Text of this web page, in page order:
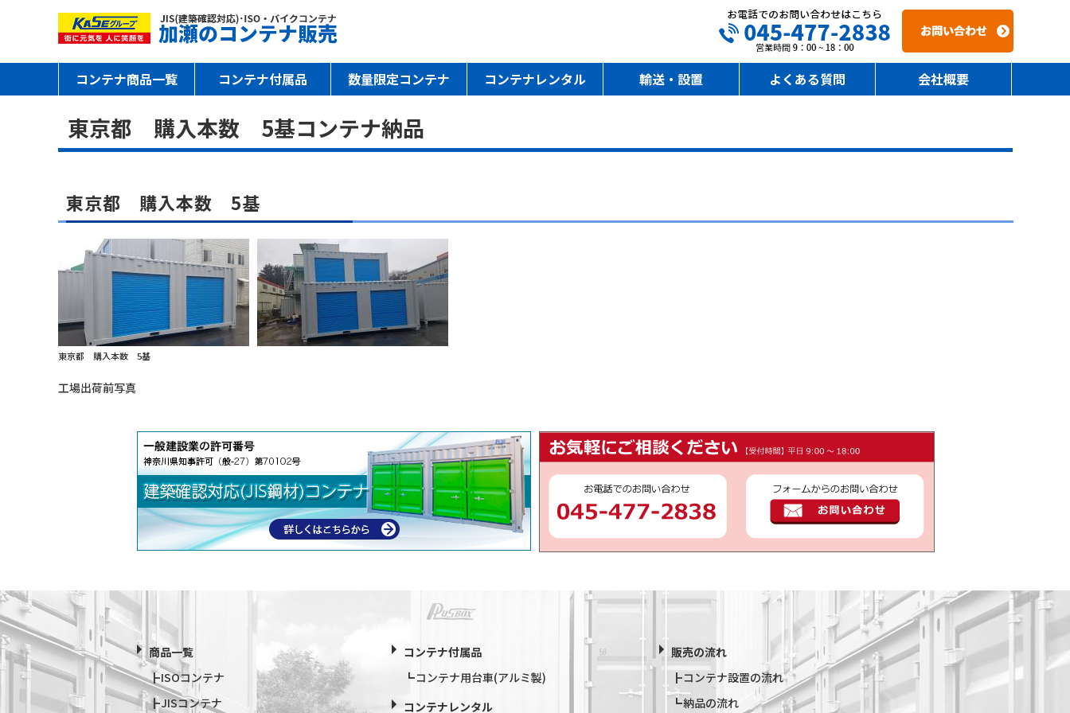
コンテナ商品一覧 コンテナ付属品 数量限定コンテナ コンテナレンタル 輸送・設置 よくある質問 会社概要
東京都 購入本数 5基コンテナ納品
東京都 購入本数 5基
東京都 購入本数 5基
工場出荷前写真
商品一覧
ISOコンテナ
JISコンテナ
コンテナ付属品
コンテナ用台車(アルミ製)
コンテナレンタル
販売の流れ
コンテナ設置の流れ
納品の流れ